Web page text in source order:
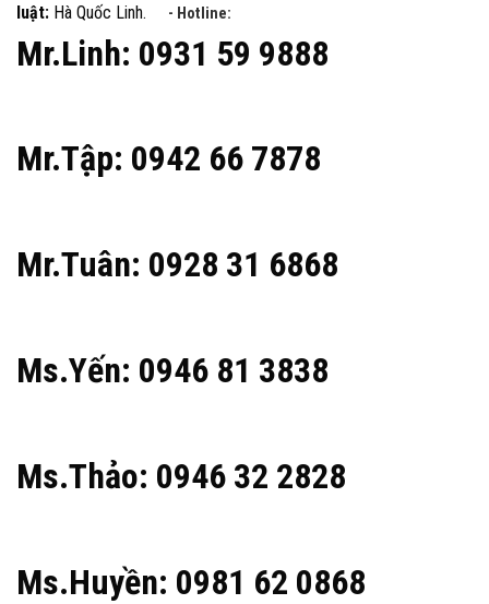
luật: Hà Quốc Linh. - Hotline:
Mr.Linh: 0931 59 9888
Mr.Tập: 0942 66 7878
Mr.Tuân: 0928 31 6868
Ms.Yến: 0946 81 3838
Ms.Thảo: 0946 32 2828
Ms.Huyền: 0981 62 0868